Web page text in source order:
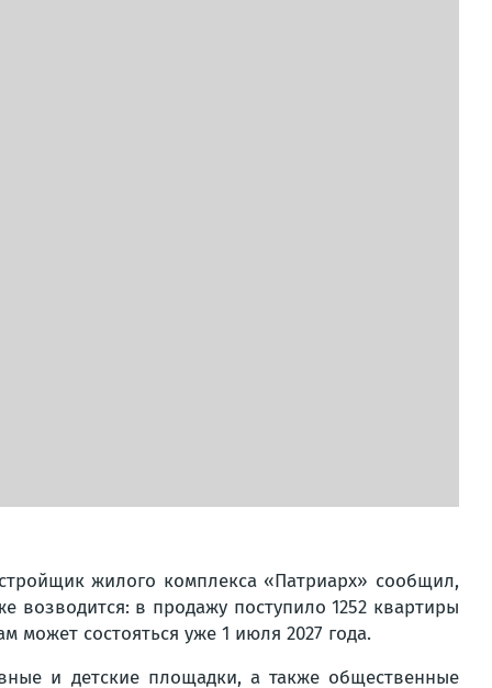
жилого комплекса «Патриарх» сообщил,
возводится: в продажу поступило 1252 квартиры
может состояться уже 1 июля 2027 года.
и детские площадки, а также общественные